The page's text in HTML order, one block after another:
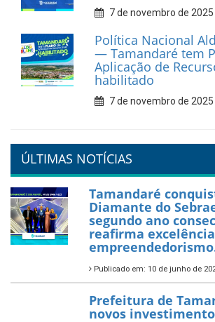
9 de fevereiro de 2026
Prefeitura de
reforça diálogo e
compromisso com
valorização da
7 de fevereiro de 2026
orla da cidade.
PartiuENEM —
garante transporte
para os estudantes
7 de novembro de 2025
Política Nacional
— Tamandaré tem
Aplicação de
habilitado